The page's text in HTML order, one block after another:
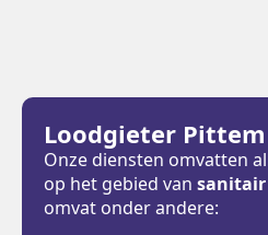
Loodgieter Pittem
Onze diensten omvatten
op het gebied van sanitair
omvat onder andere: